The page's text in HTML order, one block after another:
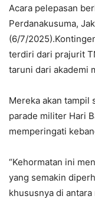
Acara pelepasan
Perdanakusuma,
(6/7/
terdiri dari prajurit
taruni dari akademi
Mereka akan tampil
parade militer Hari
memperingati
“Kehormatan ini
yang semakin
khususnya di